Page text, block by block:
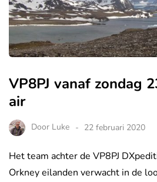
VP8PJ vanaf zondag
air
Door Luke 22 februari 2020
Het team achter de VP8PJ
Orkney eilanden verwacht in de